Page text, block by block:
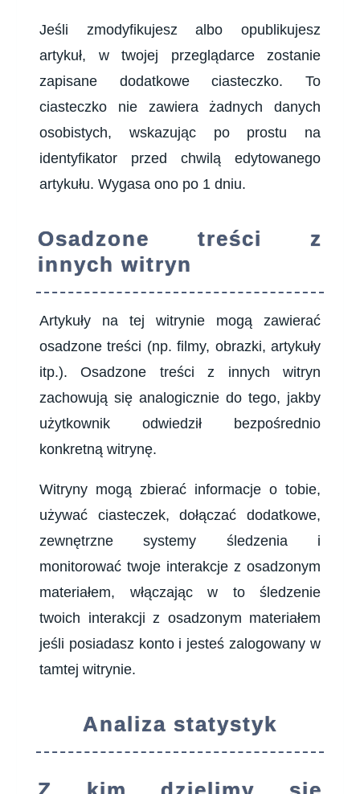
Jeśli zmodyfikujesz albo opublikujesz
artykuł, w twojej przeglądarce zostanie
zapisane dodatkowe ciasteczko. To
ciasteczko nie zawiera żadnych danych
osobistych, wskazując po prostu na
identyfikator przed chwilą edytowanego
artykułu. Wygasa ono po 1 dniu.
Osadzone treści z
innych witryn
Artykuły na tej witrynie mogą zawierać
osadzone treści (np. filmy, obrazki, artykuły
itp.). Osadzone treści z innych witryn
zachowują się analogicznie do tego, jakby
użytkownik odwiedził bezpośrednio
konkretną witrynę.
Witryny mogą zbierać informacje o tobie,
używać ciasteczek, dołączać dodatkowe,
zewnętrzne systemy śledzenia i
monitorować twoje interakcje z osadzonym
materiałem, włączając w to śledzenie
twoich interakcji z osadzonym materiałem
jeśli posiadasz konto i jesteś zalogowany w
tamtej witrynie.
Analiza statystyk